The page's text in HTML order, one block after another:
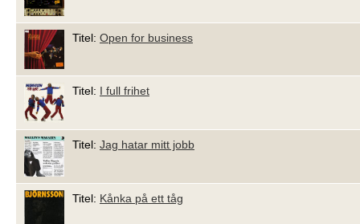
Titel: Open for business
Titel: I full frihet
Titel: Jag hatar mitt jobb
Titel: Kånka på ett tåg